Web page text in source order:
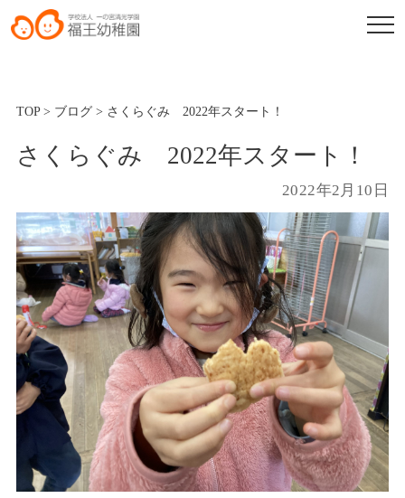
TOP> ブログ> さくらぐみ 2022年スタート！
さくらぐみ 2022年スタート！
2022年2月10日